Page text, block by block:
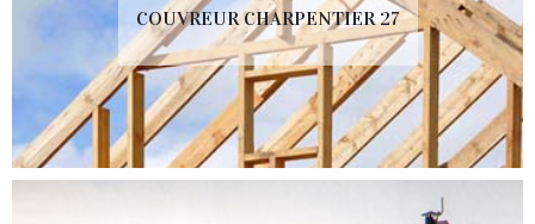
COUVREUR CHARPENTIER 27